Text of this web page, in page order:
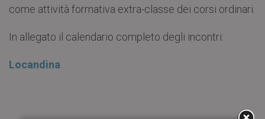
come attività formativa extra-classe dei corsi ordinari.
In allegato il calendario completo degli incontri:
Locandina